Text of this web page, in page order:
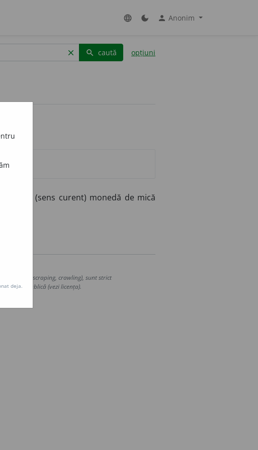
language dark_mode person Anonim
clear search caută opțiuni
(sens curent) monedă de mică
(web scraping, crawling), sunt strict
publică (vezi licența).
deja.